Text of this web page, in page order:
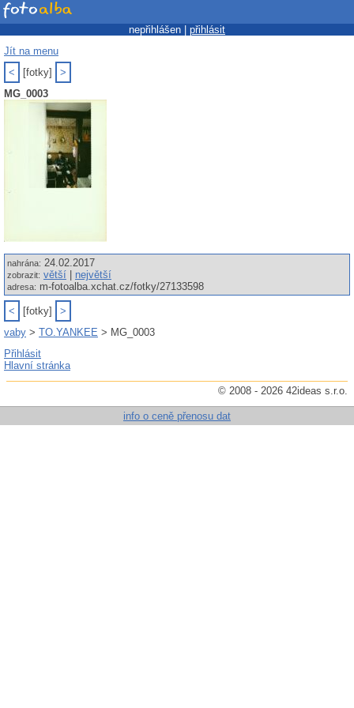
nepřihlášen | přihlásit
Jít na menu
<
[fotky]
>
MG_0003
nahrána: 24.02.2017
zobrazit: větší největší
adresa: m-fotoalba.xchat.cz/fotky/27133598
< [fotky]
>
vaby > TO.YANKEE > MG_0003
Přihlásit
Hlavní stránka
© 2008 - 2026 42ideas s.r.o.
info o ceně přenosu dat